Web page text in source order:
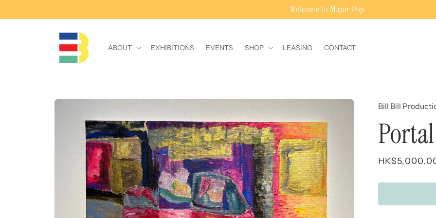
Welcome to Major Pop
ABOUT EXHIBITIONS EVENTS SHOP LEASING CONTACT
Skip to
information
Bill Bill
Portal
Regular